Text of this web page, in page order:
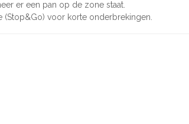
er een pan op de zone staat.
voor korte onderbrekingen.